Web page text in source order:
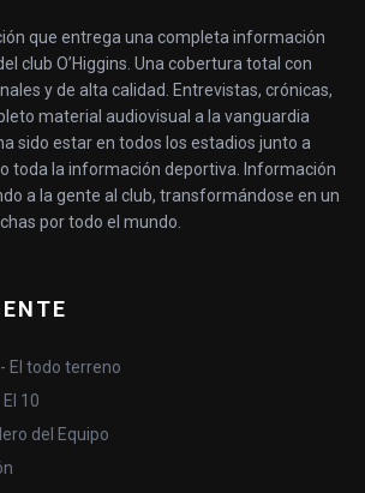
que entrega una completa información
club O’Higgins. Una cobertura total con
y de alta calidad. Entrevistas, crónicas,
material audiovisual a la vanguardia
sido estar en todos los estadios junto a
toda la información deportiva. Información
a la gente al club, transformándose en un
por todo el mundo.
- El todo terreno
El 10
del Equipo